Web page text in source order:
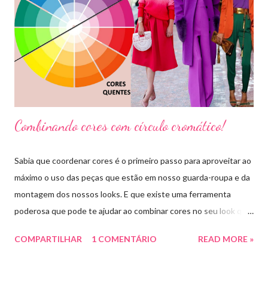
Combinando cores com círculo cromático!
Sabia que coordenar cores é o primeiro passo para aproveitar ao
máximo o uso das peças que estão em nosso guarda-roupa e da
montagem dos nossos looks. E que existe uma ferramenta
poderosa que pode te ajudar ao combinar cores no seu look que
divido em 12 pedaços, onde cada um pedaço apresenta uma cor,
COMPARTILHAR 1 COMENTÁRIO READ MORE »